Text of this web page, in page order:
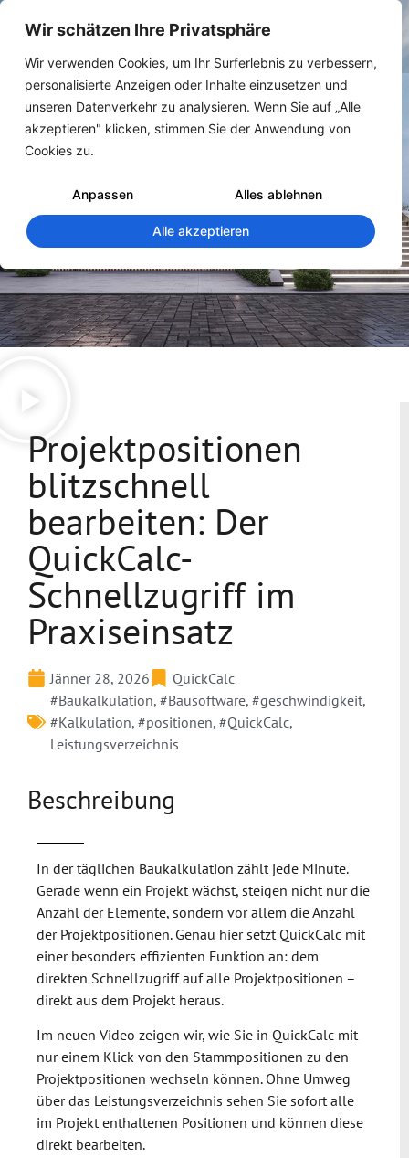
Wir schätzen Ihre Privatsphäre
Wir verwenden Cookies, um Ihr Surferlebnis zu verbessern,
personalisierte Anzeigen oder Inhalte einzusetzen und
unseren Datenverkehr zu analysieren. Wenn Sie auf „Alle
akzeptieren" klicken, stimmen Sie der Anwendung von
Cookies zu.
Anpassen Alles ablehnen
Alle akzeptieren
Projektpositionen
blitzschnell
bearbeiten: Der
QuickCalc-
Schnellzugriff im
Praxiseinsatz
Jänner 28, 2026
QuickCalc
#Baukalkulation, #Bausoftware, #geschwindigkeit,
#Kalkulation, #positionen, #QuickCalc,
Leistungsverzeichnis
Beschreibung
In der täglichen Baukalkulation zählt jede Minute.
Gerade wenn ein Projekt wächst, steigen nicht nur die
Anzahl der Elemente, sondern vor allem die Anzahl
der Projektpositionen. Genau hier setzt QuickCalc mit
einer besonders effizienten Funktion an: dem
direkten Schnellzugriff auf alle Projektpositionen –
direkt aus dem Projekt heraus.
Im neuen Video zeigen wir, wie Sie in QuickCalc mit
nur einem Klick von den Stammpositionen zu den
Projektpositionen wechseln können. Ohne Umweg
über das Leistungsverzeichnis sehen Sie sofort alle
im Projekt enthaltenen Positionen und können diese
direkt bearbeiten.